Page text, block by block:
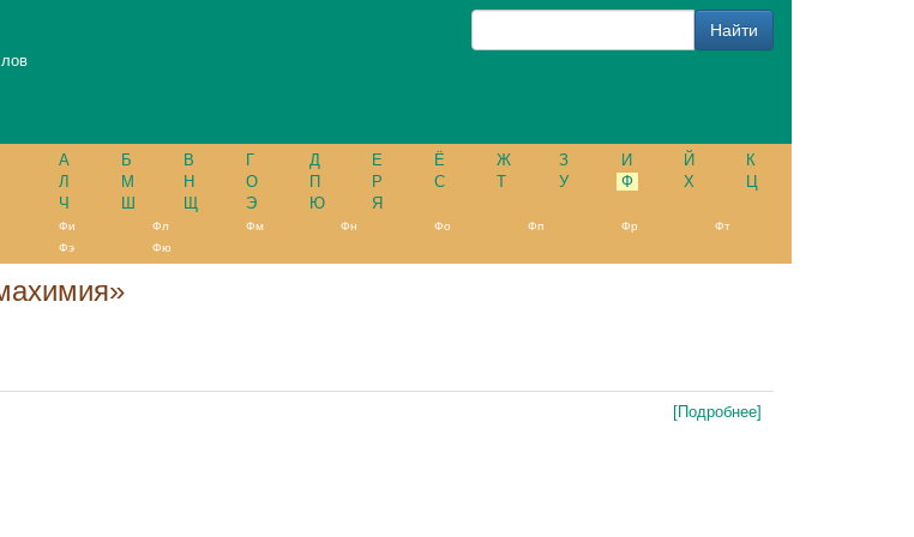
А Б В Г Д Е Ё Ж З И Й
К
Л
М Н О П Р С Т У Ф Х
Ц
Ч
Ш Щ Э Ю Я
Фи Фл Фм Фн Фо Фп Фр
Фт
Фэ Фю
[Подробнее]